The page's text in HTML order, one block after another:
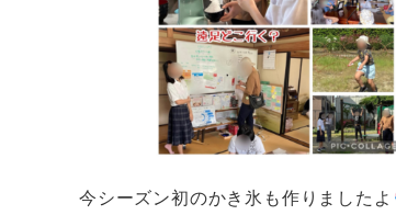
今シーズン初のかき氷も作りましたよ